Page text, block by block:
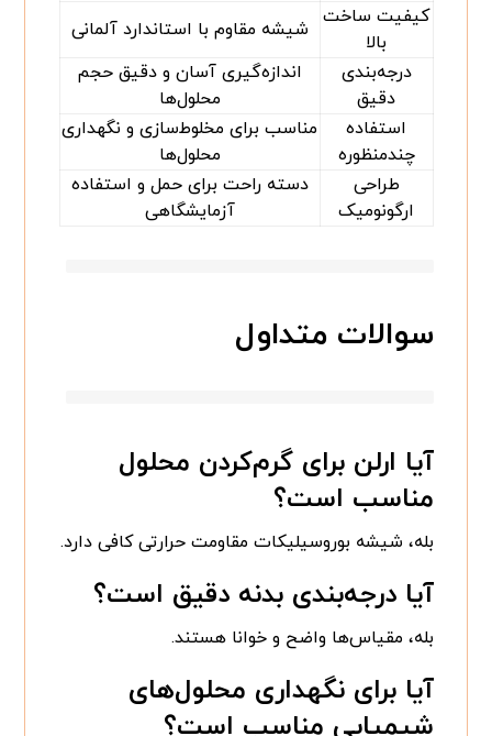
کیفیت ساخت
بالا
شیشه مقاوم با استاندارد آلمانی
درجه‌بندی
دقیق
اندازه‌گیری آسان و دقیق حجم
محلول‌ها
استفاده
چندمنظوره
مناسب برای مخلوط‌سازی و نگهداری
محلول‌ها
طراحی
ارگونومیک
دسته راحت برای حمل و استفاده
آزمایشگاهی
سوالات متداول
آیا ارلن برای گرم‌کردن محلول
مناسب است؟
بله، شیشه بوروسیلیکات مقاومت حرارتی کافی دارد.
آیا درجه‌بندی بدنه دقیق است؟
بله، مقیاس‌ها واضح و خوانا هستند.
آیا برای نگهداری محلول‌های
شیمیایی مناسب است؟